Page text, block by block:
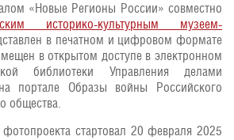
«Новые Регионы России» совместно
историко-культурным музеем-
в печатном и цифровом формате
в открытом доступе в электронном
библиотеки Управления делами
портале Образы войны Российского
общества.
стартовал 20 февраля 2025